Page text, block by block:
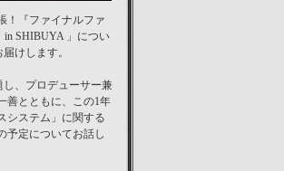
！『ファイナルファ
SHIBUYA 」につい
けします。
、プロデューサー兼
善とともに、この1年
システム」に関する
予定についてお話し